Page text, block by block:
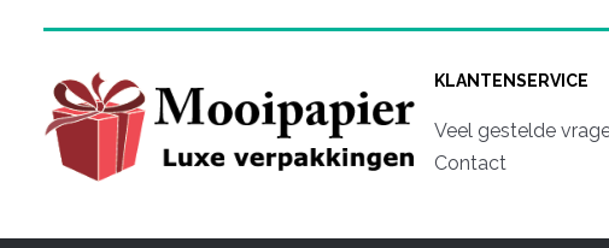
KLANTENSERVICE
Veel gestelde
Contact